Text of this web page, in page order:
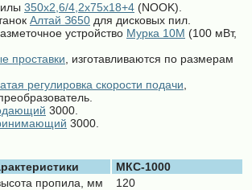
350х2,6/4,2х75х18+4 (NOOK).
Алтай З650 для дисковых пил.
устройство Мурка 10М (100 мВт,
проставки , изготавливаются по размерам
регулировка скорости подачи
3000.
3000.
МКС-1000
пропила, мм
120